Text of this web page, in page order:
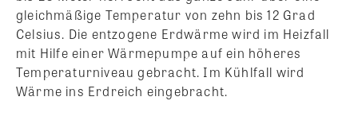
gleichmäßige Temperatur von zehn bis 12 Grad
Celsius. Die entzogene Erdwärme wird im Heizfall
mit Hilfe einer Wärmepumpe auf ein höheres
Temperaturniveau gebracht. Im Kühlfall wird
Wärme ins Erdreich eingebracht.